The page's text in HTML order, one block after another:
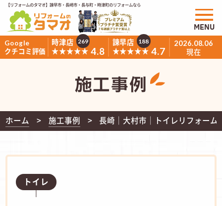
【リフォームのタマオ】諫早市・長崎市・長与町・時津町のリフォームなら
Google
クチコミ評価
時津店
★★★★★ 4.8
269
諫早店
★★★★★ 4.7
188 2026.08.06
現在
MENU
施工事例
ホーム 施工事例 長崎｜大村市｜トイレリフォーム
トイレ